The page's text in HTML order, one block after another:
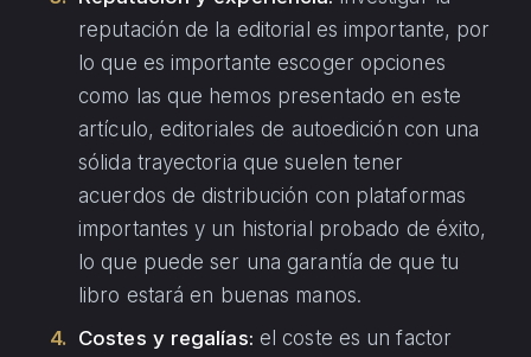
reputación de la editorial es importante, por
lo que es importante escoger opciones
como las que hemos presentado en este
artículo, editoriales de autoedición con una
sólida trayectoria que suelen tener
acuerdos de distribución con plataformas
importantes y un historial probado de éxito,
lo que puede ser una garantía de que tu
libro estará en buenas manos.
Costes y regalías: el coste es un factor